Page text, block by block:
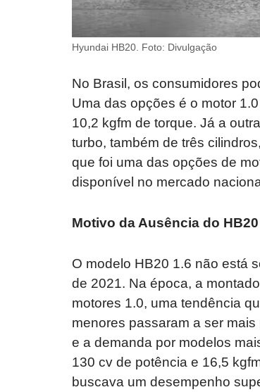
Hyundai HB20. Foto: Divulgação
No Brasil, os consumidores
Uma das opções é o motor
10,2 kgfm de torque. Já a
turbo, também de três
que foi uma das opções de
disponível no mercado
Motivo da Ausência do
O modelo HB20 1.6 não está
de 2021. Na época, a
motores 1.0, uma tendência
menores passaram a ser
e a demanda por modelos
130 cv de potência e 16,5
buscava um desempenho